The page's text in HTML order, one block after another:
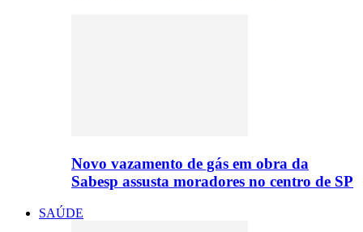
Novo vazamento de gás em obra da
Sabesp assusta moradores no centro de SP
SAÚDE